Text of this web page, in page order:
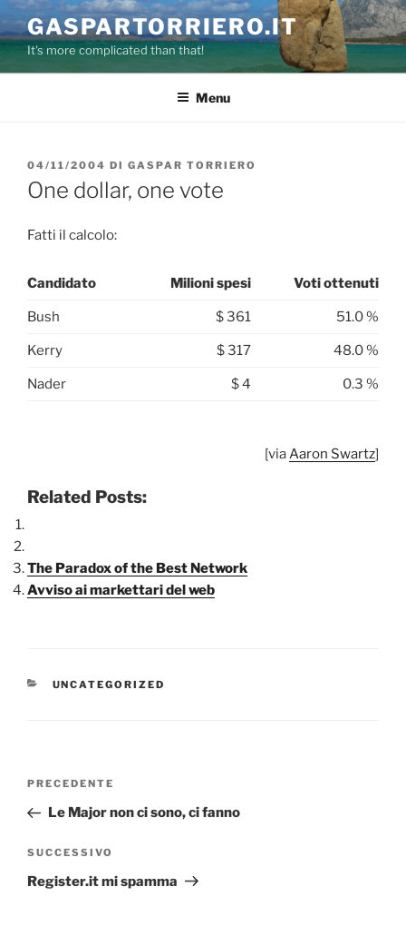
Salta
al
contenuto
GASPARTORRIERO.IT
It's more complicated than that!
Menu
PUBBLICATO
IL
04/11/2004 DI GASPAR TORRIERO
One dollar, one vote
Fatti il calcolo:
Candidato Milioni spesi Voti ottenuti
Bush $ 361 51.0 %
Kerry $ 317 48.0 %
Nader $ 4 0.3 %
[viaAaron Swartz]
Related Posts:
The Paradox of the Best Network
Avviso ai markettari del web
CATEGORIE
UNCATEGORIZED
Navigazione
Articolo
precedente:
PRECEDENTE
Le Major non ci sono, ci fanno
Articolo
successivo
SUCCESSIVO
Register.it mi spamma